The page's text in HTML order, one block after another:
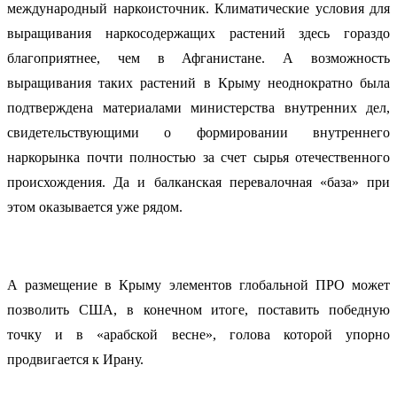
международный наркоисточник. Климатические условия для
выращивания наркосодержащих растений здесь гораздо
благоприятнее, чем в Афганистане. А возможность
выращивания таких растений в Крыму неоднократно была
подтверждена материалами министерства внутренних дел,
свидетельствующими о формировании внутреннего
наркорынка почти полностью за счет сырья отечественного
происхождения. Да и балканская перевалочная «база» при
этом оказывается уже рядом.
А размещение в Крыму элементов глобальной ПРО может
позволить США, в конечном итоге, поставить победную
точку и в «арабской весне», голова которой упорно
продвигается к Ирану.